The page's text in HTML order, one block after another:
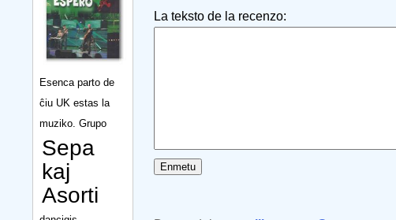
Esenca parto de
ĉiu UK estas la
muziko. Grupo
Sepa
kaj
Asorti
La teksto de la recenzo: